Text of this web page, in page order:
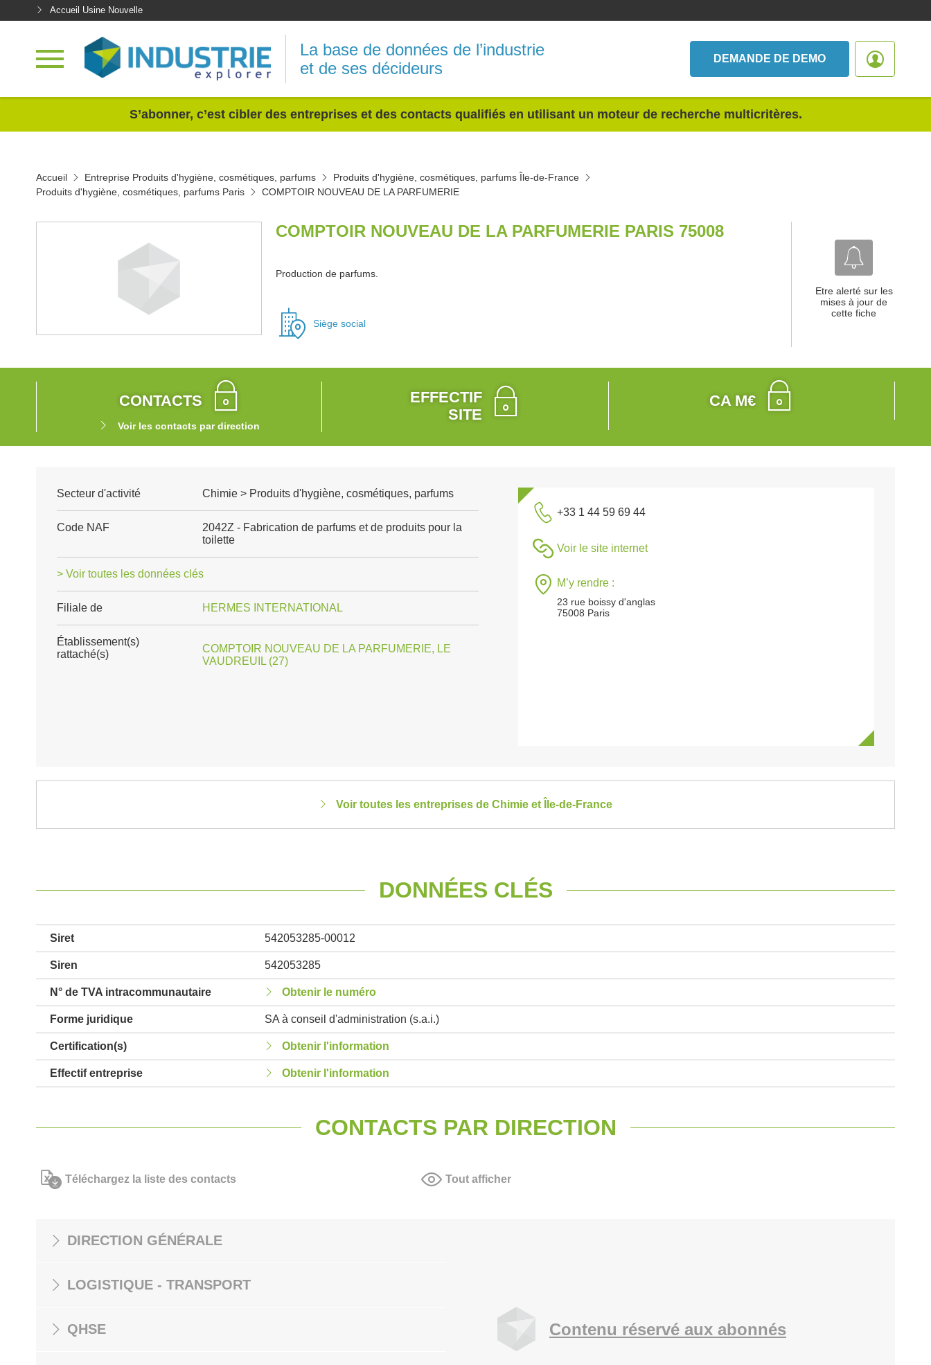
Accueil Usine Nouvelle
La base de données de l’industrie
et de ses décideurs
DEMANDE DE DEMO
S’abonner, c’est cibler des entreprises et des contacts qualifiés en utilisant un moteur de recherche multicritères.
Accueil Entreprise Produits d'hygiène, cosmétiques, parfums
Produits d'hygiène, cosmétiques, parfums Île-de-France
Produits d'hygiène, cosmétiques, parfums Paris
COMPTOIR NOUVEAU DE LA PARFUMERIE
COMPTOIR NOUVEAU DE LA PARFUMERIE PARIS 75008
Production de parfums.
Siège social
Etre alerté sur les
mises à jour de
cette fiche
CONTACTS
Voir les contacts par direction
EFFECTIF
SITE
CA M€
Secteur d'activité Chimie > Produits d'hygiène, cosmétiques, parfums
Code NAF
2042Z - Fabrication de parfums et de produits pour la
toilette
> Voir toutes les données clés
Filiale de HERMES INTERNATIONAL
Établissement(s)
rattaché(s)
COMPTOIR NOUVEAU DE LA PARFUMERIE, LE
VAUDREUIL (27)
+33 1 44 59 69 44
Voir le site internet
M’y rendre :
23 rue boissy d'anglas
75008 Paris
Voir toutes les entreprises de Chimie et Île-de-France
DONNÉES CLÉS
Siret 542053285-00012
Siren 542053285
N° de TVA intracommunautaire Obtenir le numéro
Forme juridique SA à conseil d'administration (s.a.i.)
Certification(s) Obtenir l'information
Effectif entreprise Obtenir l'information
CONTACTS PAR DIRECTION
Téléchargez la liste des contacts Tout afficher
DIRECTION GÉNÉRALE
LOGISTIQUE - TRANSPORT
QHSE Contenu réservé aux abonnés